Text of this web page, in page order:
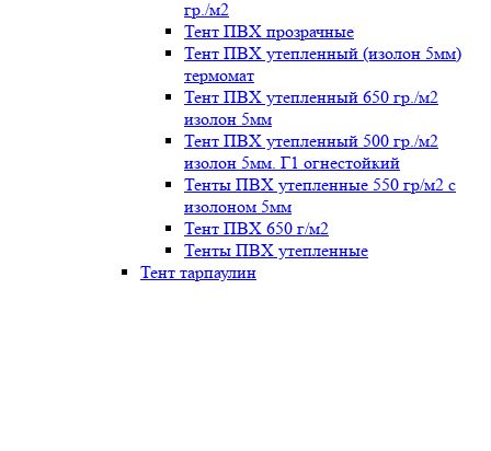
гр./м2
Тент ПВХ прозрачные
Тент ПВХ утепленный (изолон 5мм)
термомат
Тент ПВХ утепленный 650 гр./м2
изолон 5мм
Тент ПВХ утепленный 500 гр./м2
изолон 5мм. Г1 огнестойкий
Тенты ПВХ утепленные 550 гр/м2 с
изолоном 5мм
Тент ПВХ 650 г/м2
Тенты ПВХ утепленные
Тент тарпаулин